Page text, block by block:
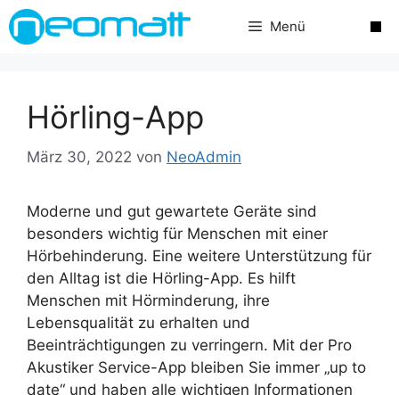
Zum
Inhalt
Menü
Hörling-App
März 30, 2022 von NeoAdmin
Moderne und gut gewartete Geräte sind
besonders wichtig für Menschen mit einer
Hörbehinderung. Eine weitere Unterstützung für
den Alltag ist die Hörling-App. Es hilft
Menschen mit Hörminderung, ihre
Lebensqualität zu erhalten und
Beeinträchtigungen zu verringern. Mit der Pro
Akustiker Service-App bleiben Sie immer „up to
date“ und haben alle wichtigen Informationen